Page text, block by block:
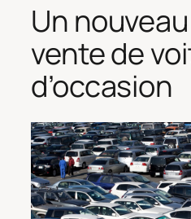
Un
vente de
d’occasion